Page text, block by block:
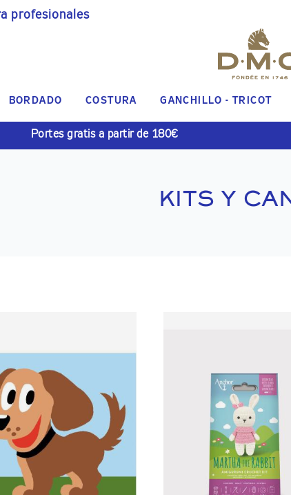
profesionales
BORDADO COSTURA GANCHILLO - TRICOT
Portes gratis a partir de 180€
KITS Y